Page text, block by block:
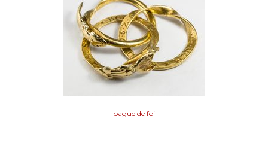
bague de foi